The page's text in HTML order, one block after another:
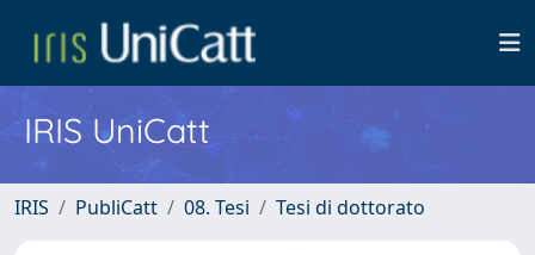
IRIS UniCatt
IRIS PubliCatt 08. Tesi Tesi di dottorato